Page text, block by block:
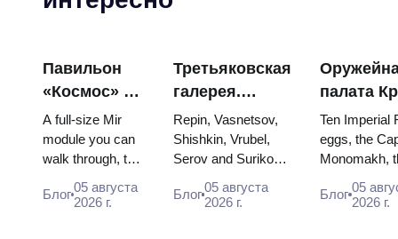
Павильон
«Космос» на
ВДНХ:
внутри
самой
большой
космической
A full-size Mir
module you can
walk through, the
model, scorched
Блог05 августа
2026 г.
Третьяковская
галерея.
Шедевры:
картины, ради
которых стоит
строить
планы
Repin, Vasnetsov,
Shishkin, Vrubel,
Serov and Surikov
stop people, where
Блог05 августа
2026 г.
палата
яйца
троны и
одеяния
Ten Imperial
eggs, the
Monomakh,
boy tsars
Блог 05
2026 г.